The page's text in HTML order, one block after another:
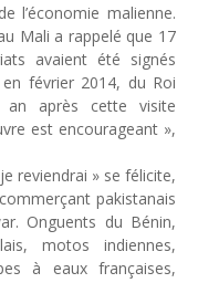
l’économie malienne.
Mali a rappelé que 17
avaient été signés
février 2014, du Roi
an après cette visite
est encourageant »,
reviendrai » se félicite,
pakistanais
Onguents du Bénin,
motos indiennes,
à eaux françaises,